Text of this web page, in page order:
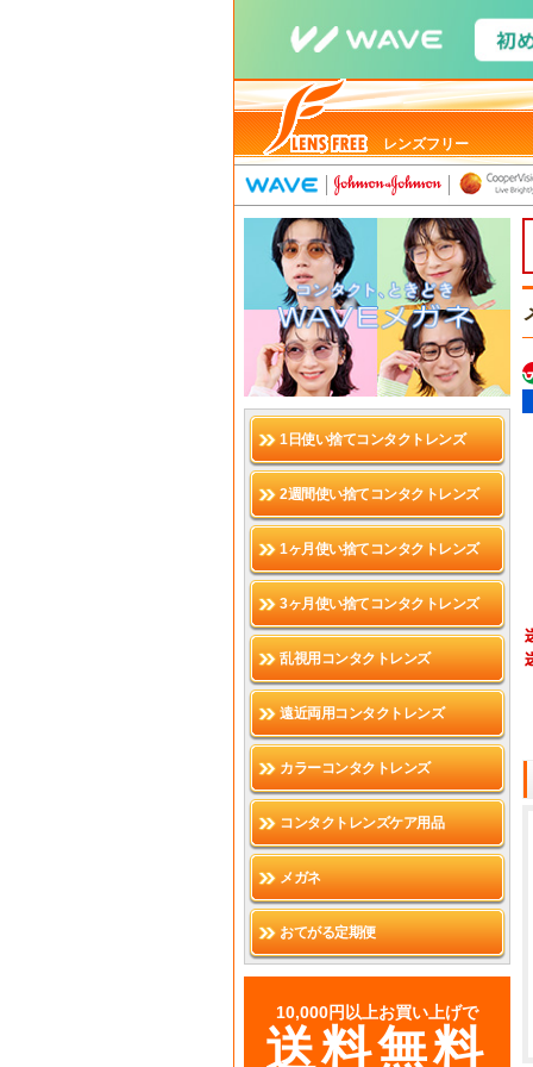
レンズフリー
1日使い捨てコンタクトレンズ
2週間使い捨てコンタクトレンズ
1ヶ月使い捨てコンタクトレンズ
3ヶ月使い捨てコンタクトレンズ
乱視用コンタクトレンズ
遠近両用コンタクトレンズ
カラーコンタクトレンズ
コンタクトレンズケア用品
メガネ
おてがる定期便
10,000円以上お買い上げで
送料無料